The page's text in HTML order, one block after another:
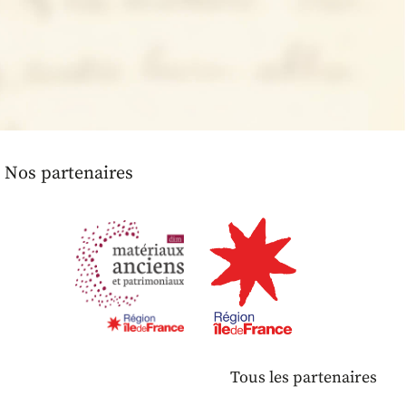
Nos partenaires
Tous les partenaires